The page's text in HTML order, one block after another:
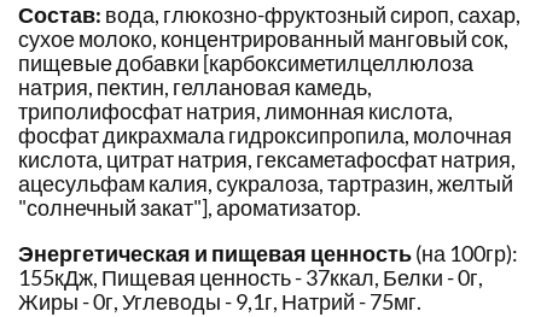
Состав: вода, глюкозно-фруктозный сироп, сахар,
сухое молоко, концентрированный манговый сок,
пищевые добавки [карбоксиметилцеллюлоза
натрия, пектин, геллановая камедь,
триполифосфат натрия, лимонная кислота,
фосфат дикрахмала гидроксипропила, молочная
кислота, цитрат натрия, гексаметафосфат натрия,
ацесульфам калия, сукралоза, тартразин, желтый
"солнечный закат"], ароматизатор.
Энергетическая и пищевая ценность(на 100гр):
155кДж, Пищевая ценность - 37ккал, Белки - 0г,
Жиры - 0г, Углеводы - 9,1г, Натрий - 75мг.